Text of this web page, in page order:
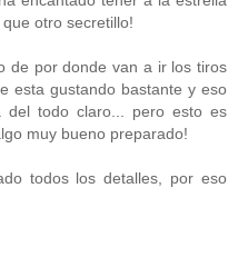
otro secretillo!
de por donde van a ir los tiros
esta gustando bastante y eso
todo claro... pero esto es
muy bueno preparado!
todos los detalles, por eso